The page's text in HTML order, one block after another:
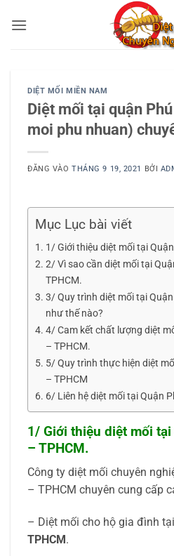
qua
DIỆT MỐI MIỀN NAM
Diệt mối tại quận
moi phu nhuan)
ĐĂNG VÀOTHÁNG 9 19, 2021 BỞI
Mục Lục bài viết
1/ Giới thiệu diệt mối tại
2/ Vì sao cần diệt mối tại
TPHCM.
3/ Quy trình diệt mối tại
như thế nào?
4/ Cam kết chất lượng diệt
– TPHCM.
5/ Quy trình thực hiện diệt
– TPHCM
6/ Liên hệ diệt mối tại Quận
1/ Giới thiệu diệt mối tại
– TPHCM.
Công ty diệt mối chuyên
– TPHCM chuyên cung cấp
– Diệt mối cho hộ gia đình tại
TPHCM.